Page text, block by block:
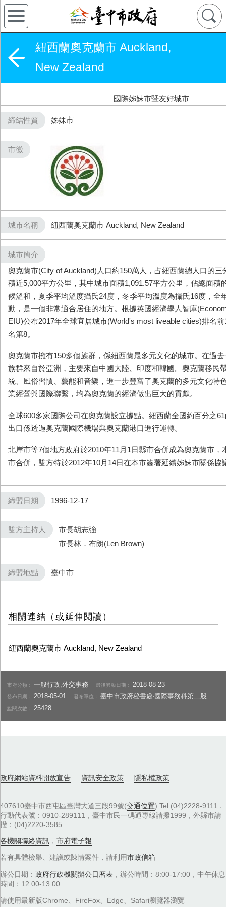
紐西蘭奧克蘭市 Auckland,
New Zealand
國際姊妹市暨友好城市
締結性質 姊妹市
市徽
城市名稱 紐西蘭奧克蘭市 Auckland, New Zealand
城市簡介
奧克蘭市(City of Auckland)人口約150萬人，占紐西蘭總人口的三
積近5,000平方公里，其中城市面積1,091.57平方公里，佔總面積
候溫和，夏季平均溫度攝氏24度，冬季平均溫度為攝氏16度，全
動，是一個非常適合居住的地方。根據英國經濟學人智庫
EIU)公布2017年全球宜居城市(World's most liveable cities)排名
名第8。
奧克蘭市擁有150多個族群，係紐西蘭最多元文化的城市。在過
族群來自於亞洲，主要來自中國大陸、印度和韓國。奧克蘭移民
統、風俗習慣、藝能和音樂，進一步豐富了奧克蘭的多元文化特
業經營與國際聯繫，均為奧克蘭的經濟做出巨大的貢獻。
全球600多家國際公司在奧克蘭設立據點。紐西蘭全國約百分之
出口係透過奧克蘭國際機場與奧克蘭港口進行運轉。
北岸市等7個地方政府於2010年11月1日縣市合併成為奧克蘭市，
市合併，雙方特於2012年10月14日在本市簽署延續姊妹市關係協
締盟日期 1996-12-17
雙方主持人
市長胡志強
市長林．布朗(Len Brown)
締盟地點 臺中市
相關連結（或延伸閱讀）
紐西蘭奧克蘭市 Auckland, New Zealand
市府分類：一般行政,外交事務 最後異動日期： 2018-08-23
發布日期： 2018-05-01 發布單位：臺中市政府秘書處‧國際事務科第二股
點閱次數：25428
政府網站資料開放宣告 資訊安全政策 隱私權政策
407610臺中市西屯區臺灣大道三段99號(交通位置) Tel:(04)2228-9111．
行動代表號：0910-289111，臺中市民一碼通專線請撥1999，外縣市請
撥：(04)2220-3585
各機關聯絡資訊 ， 市府電子報
若有具體檢舉、建議或陳情案件，請利用市政信箱
辦公日期： 政府行政機關辦公日曆表 ，辦公時間：8:00-17:00，中午休息
時間：12:00-13:00
請使用最新版Chrome、FireFox、Edge、Safari瀏覽器瀏覽